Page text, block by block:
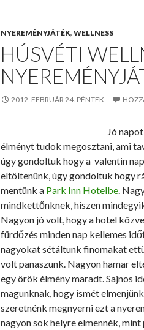
NYEREMÉNYJÁTÉK, WELLNESS
HÚSVÉTI
2012. FEBRUÁR 24. PÉNTEK
Jó
élményt tudok megosztani, ami
úgy gondoltuk hogy a valentin
eltöltenünk, úgy gondoltuk hogy
mentünk a Park Inn Hotelbe.
mindkettőnknek, hiszen
Nagyon jó volt, hogy a hotel
fürdőzés minden nap kellemes
nagyokat sétáltunk finomakat
volt panaszunk. Nagyon hamar
egy örök élmény maradt. Sajnos
magunknak, hogy ismét
szeretnénk megnyerni ezt a
nagyon sok helyre elmennék, mint